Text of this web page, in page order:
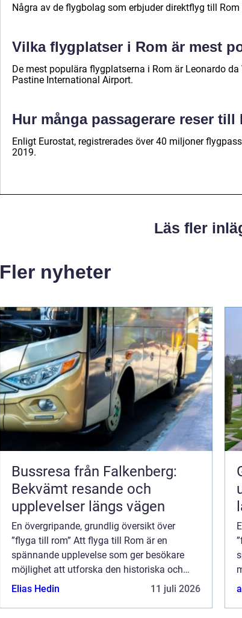
Några av de flygbolag som erbjuder direktflyg till
Vilka flygplatser i Rom är mest
De mest populära flygplatserna i Rom är Leonardo
Pastine International Airport.
Hur många passagerare reser till
Enligt Eurostat, registrerades över 40 miljoner
2019.
Läs fler
Fler nyheter
Bussresa från Falkenberg:
Bekvämt resande och
upplevelser längs vägen
En övergripande, grundlig översikt över
”flyga till rom” Att flyga till Rom är en
spännande upplevelse som ger besökare
möjlighet att utforska den historiska och
kulturella rikedomen i Den Eviga Staden.
Elias Hedin 11 juli 2026